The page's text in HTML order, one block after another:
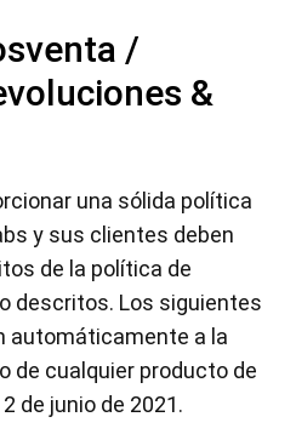
/
&
una sólida política
y sus clientes deben
de la política de
descritos. Los siguientes
automáticamente a la
de cualquier producto de
de junio de 2021.